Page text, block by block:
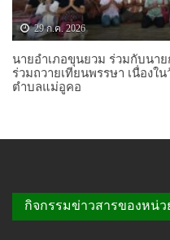
29 ก.ค. 2026
นายอำเภอขุนยวม ร่วมกับนา
ร่วมถวายเทียนพรรษา เนื่องใ
ตำบลแม่อูคอ
กิจกรรมข่าวสารของหน่ว